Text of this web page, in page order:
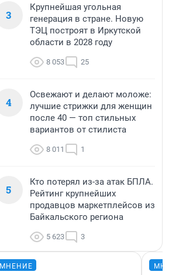
3
Крупнейшая угольная
генерация в стране. Новую
ТЭЦ построят в Иркутской
области в 2028 году
8 053 25
4
Освежают и делают моложе:
лучшие стрижки для женщин
после 40 — топ стильных
вариантов от стилиста
8 011 1
5
Кто потерял из-за атак БПЛА.
Рейтинг крупнейших
продавцов маркетплейсов из
Байкальского региона
5 623 3
МНЕНИЕ